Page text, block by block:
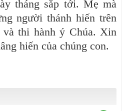
tháng sắp tới. Mẹ mà
người thánh hiến trên
thi hành ý Chúa. Xin
hiến của chúng con.